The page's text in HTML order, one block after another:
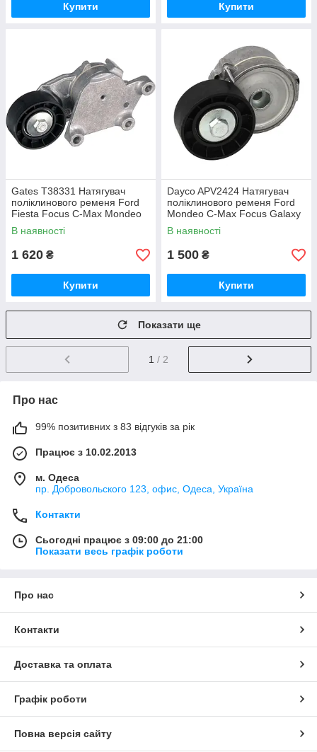
Купити Купити
Gates T38331 Натягувач
поліклинового ременя Ford
Fiesta Focus C-Max Mondeo
В наявності
1 620 ₴
Купити
Dayco APV2424 Натягувач
поліклинового ременя Ford
Mondeo C-Max Focus Galaxy
Kuga Mondeo
В наявності
1 500 ₴
Купити
Показати ще
1 / 2
Про нас
99% позитивних з 83 відгуків за рік
Працює з 10.02.2013
м. Одеса
пр. Добровольского 123, офис, Одеса, Україна
Контакти
Сьогодні працює з 09:00 до 21:00
Показати весь графік роботи
Про нас
Контакти
Доставка та оплата
Графік роботи
Повна версія сайту